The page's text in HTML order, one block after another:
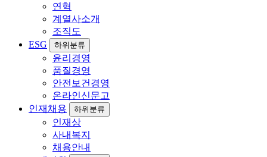
연혁
계열사소개
조직도
ESG
하위분류
윤리경영
품질경영
안전보건경영
온라인신문고
인재채용
하위분류
인재상
사내복지
채용안내